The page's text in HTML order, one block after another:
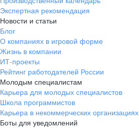
Экспертная рекомендация
Новости и статьи
Блог
О компаниях в игровой форме
Жизнь в компании
ИТ-проекты
Рейтинг работодателей России
Молодым специалистам
Карьера для молодых специалистов
Школа программистов
Карьера в некоммерческих организациях
Боты для уведомлений